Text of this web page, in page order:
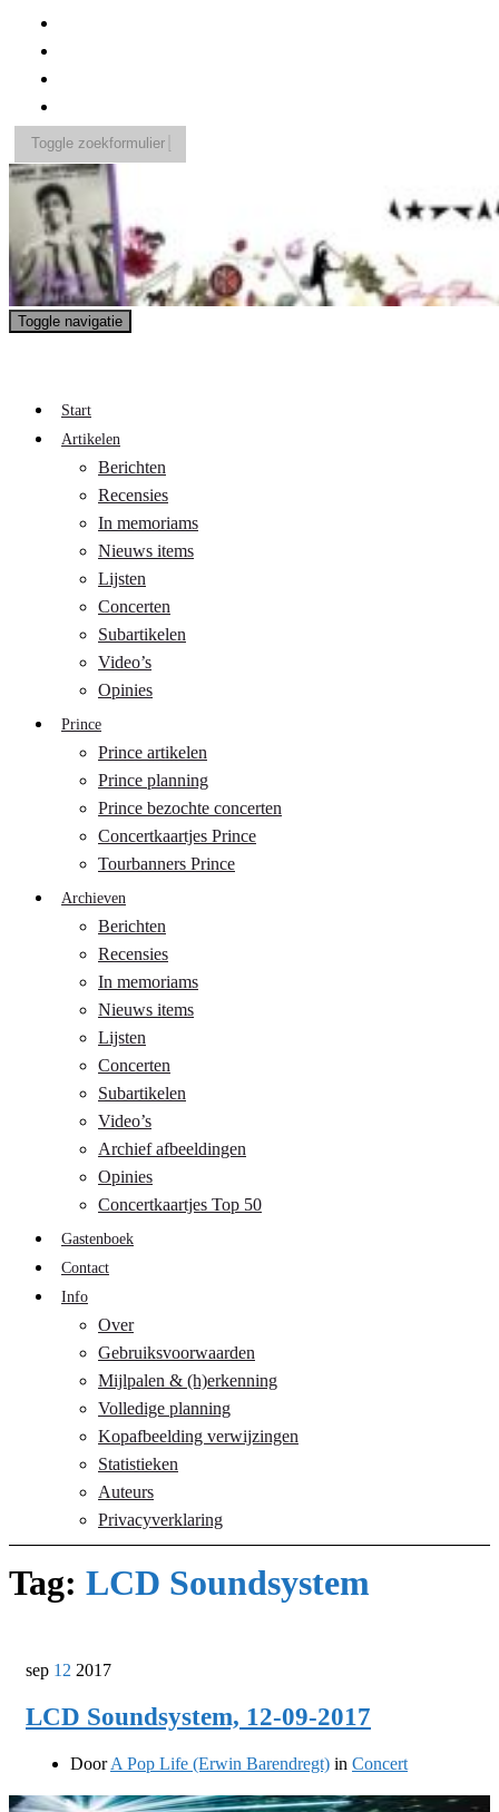
Toggle zoekformulier
Search
for:
Toggle navigatie
Start
Artikelen
Berichten
Recensies
In memoriams
Nieuws items
Lijsten
Concerten
Subartikelen
Video’s
Opinies
Prince
Prince artikelen
Prince planning
Prince bezochte concerten
Concertkaartjes Prince
Tourbanners Prince
Archieven
Berichten
Recensies
In memoriams
Nieuws items
Lijsten
Concerten
Subartikelen
Video’s
Archief afbeeldingen
Opinies
Concertkaartjes Top 50
Gastenboek
Contact
Info
Over
Gebruiksvoorwaarden
Mijlpalen & (h)erkenning
Volledige planning
Kopafbeelding verwijzingen
Statistieken
Auteurs
Privacyverklaring
Tag: LCD Soundsystem
sep 12 2017
LCD Soundsystem, 12-09-2017
DoorA Pop Life (Erwin Barendregt) in Concert